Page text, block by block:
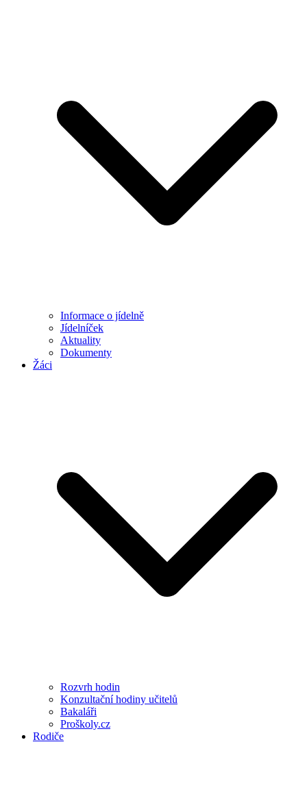
Informace o jídelně
Jídelníček
Aktuality
Dokumenty
Žáci
Rozvrh hodin
Konzultační hodiny učitelů
Bakaláři
Proškoly.cz
Rodiče